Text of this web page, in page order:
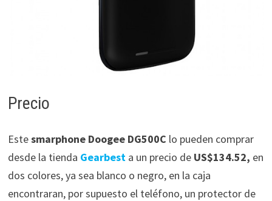
Precio
Estesmarphone Doogee DG500C lo pueden comprar
desde la tienda Gearbest a un precio deUS$134.52, en
dos colores, ya sea blanco o negro, en la caja
encontraran, por supuesto el teléfono, un protector de